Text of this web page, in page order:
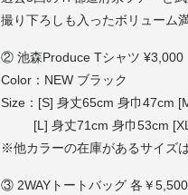
撮り下ろしも入ったボリューム
② 池森Produce Tシャツ ¥3,000
Color：NEW ブラック
Size：[S] 身丈65cm 身巾47cm
[L] 身丈71cm 身巾53cm
※他カラーの在庫があるサイズ
③ 2WAYトートバッグ 各￥5,500